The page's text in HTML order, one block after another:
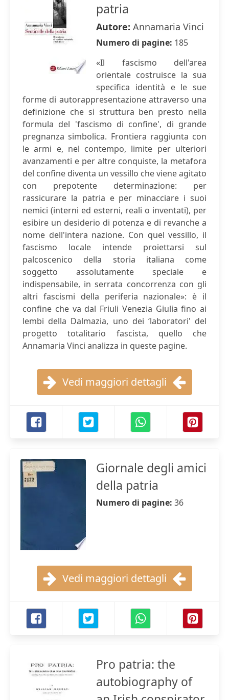
patria
Autore: Annamaria Vinci
Numero di pagine: 185
«Il fascismo dell'area
orientale costruisce la sua
specifica identità e le sue
forme di autorappresentazione attraverso una
definizione che si struttura ben presto nella
formula del 'fascismo di confine', di grande
pregnanza simbolica. Frontiera raggiunta con
le armi e, nel contempo, limite per ulteriori
avanzamenti e per altre conquiste, la metafora
del confine diventa un vessillo che viene agitato
con prepotente determinazione: per
rassicurare la patria e per minacciare i suoi
nemici (interni ed esterni, reali o inventati), per
esibire un desiderio di potenza e di revanche a
nome dell'intera nazione. Con quel vessillo, il
fascismo locale intende proiettarsi sul
palcoscenico della storia italiana come
soggetto assolutamente speciale e
indispensabile, in serrata concorrenza con gli
altri fascismi della periferia nazionale»: è il
confine che va dal Friuli Venezia Giulia fino ai
lembi della Dalmazia, uno dei ‘laboratori' del
progetto totalitario fascista, quello che
Annamaria Vinci analizza in queste pagine.
Vedi maggiori dettagli
Giornale degli amici
della patria
Numero di pagine: 36
Vedi maggiori dettagli
Pro patria: the
autobiography of